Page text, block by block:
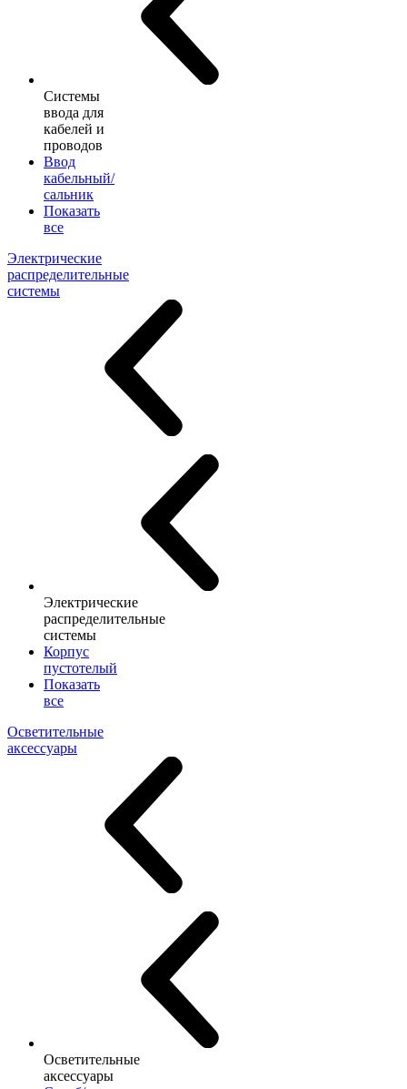
Системы
ввода для
кабелей и
проводов
Ввод
кабельный/
сальник
Показать
все
Электрические
распределительные
системы
Электрические
распределительные
системы
Корпус
пустотелый
Показать
все
Осветительные
аксессуары
Осветительные
аксессуары